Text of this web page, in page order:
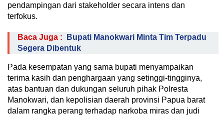
pendampingan dari stakeholder secara intens dan
terfokus.
Baca Juga :
Bupati Manokwari Minta Tim Terpadu
Segera Dibentuk
Pada kesempatan yang sama bupati menyampaikan
terima kasih dan penghargaan yang setinggi-tingginya,
atas bantuan dan dukungan seluruh pihak Polresta
Manokwari, dan kepolisian daerah provinsi Papua barat
dalam rangka perang terhadap narkoba miras dan judi